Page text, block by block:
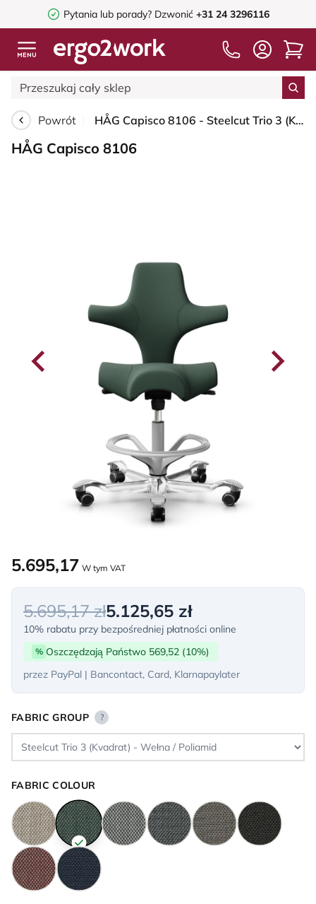
Pytania lub porady? Dzwonić +31 24 3296116
Powrót HÅG Capisco 8106 - Steelcut Trio 3 (Kvadrat) - Wełna / Poliamid - STT966 Brown grey - Silver - 200 mm (seat height 46-64cm) - Hard castors for soft floors
HÅG Capisco 8106
5.695,17 W tym VAT
5.695,17 zł5.125,65 zł
10% rabatu przy bezpośredniej płatności online
% Oszczędzają Państwo 569,52 (10%)
przez PayPal | Bancontact, Card, Klarnapaylater
FABRIC GROUP ?
FABRIC COLOUR